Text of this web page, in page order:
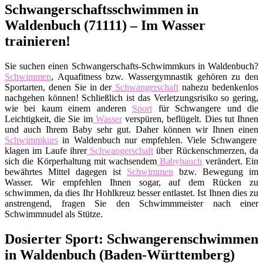
Schwangerschaftsschwimmen in
Waldenbuch (71111) – Im Wasser
trainieren!
Sie suchen einen Schwangerschafts-Schwimmkurs in Waldenbuch?
Schwimmen, Aquafitness bzw. Wassergymnastik gehören zu den
Sportarten, denen Sie in derSchwangerschaft nahezu bedenkenlos
nachgehen können! Schließlich ist das Verletzungsrisiko so gering,
wie bei kaum einem anderen Sport für Schwangere und die
Leichtigkeit, die Sie imWasserverspüren, beflügelt. Dies tut Ihnen
und auch Ihrem Baby sehr gut. Daher können wir Ihnen einen
Schwimmkurs in Waldenbuch nur empfehlen. Viele Schwangere
klagen im Laufe ihrerSchwangerschaft über Rückenschmerzen, da
sich die Körperhaltung mit wachsendem Babybauch verändert. Ein
bewährtes Mittel dagegen ist Schwimmen bzw. Bewegung im
Wasser. Wir empfehlen Ihnen sogar, auf dem Rücken zu
schwimmen, da dies Ihr Hohlkreuz besser entlastet. Ist Ihnen dies zu
anstrengend, fragen Sie den Schwimmmeister nach einer
Schwimmnudel als Stütze.
Dosierter Sport: Schwangerenschwimmen
in Waldenbuch (Baden-Württemberg)